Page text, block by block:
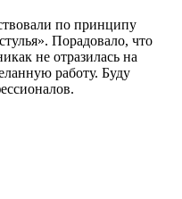
по принципу
Порадовало, что
не отразилась на
работу. Буду